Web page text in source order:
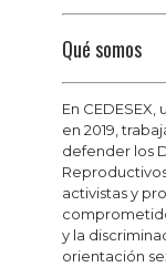
Qué somos
En
en 2019,
defender los
activistas y
y la
orientación